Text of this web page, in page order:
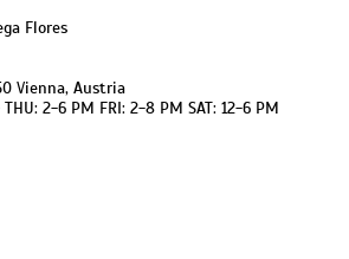
Flores
Vienna, Austria
THU: 2-6 PM FRI: 2-8 PM SAT: 12-6 PM